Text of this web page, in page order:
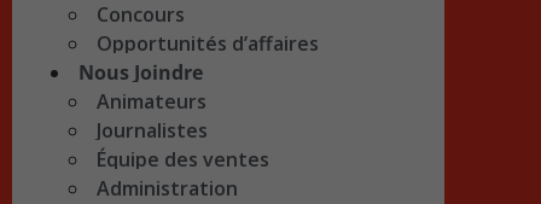
Concours
Opportunités d’affaires
Nous Joindre
Animateurs
Journalistes
Équipe des ventes
Administration